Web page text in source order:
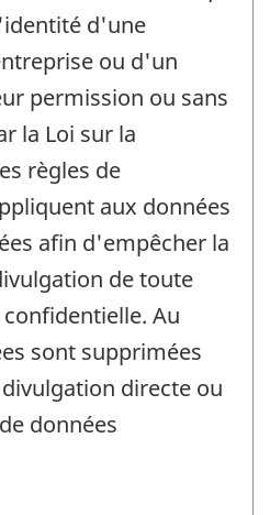
d'une
ou d'un
permission ou sans
la Loi sur la
règles de
aux données
afin d'empêcher la
de toute
Au
sont supprimées
directe ou
données